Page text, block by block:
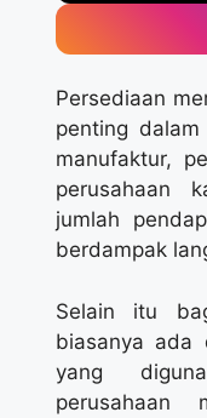
Persediaan
penting
manufaktur,
perusahaan
jumlah
berdampak
Selain itu
biasanya ada
yang
perusahaan